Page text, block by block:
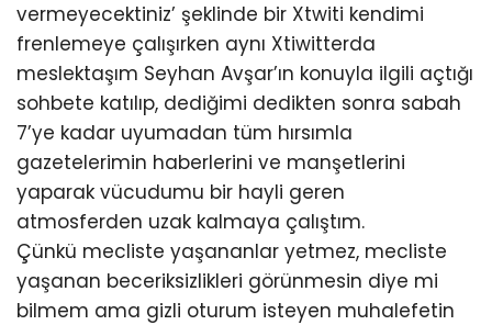
vermeyecektiniz’ şeklinde bir Xtwiti kendimi
frenlemeye çalışırken aynı Xtiwitterda
meslektaşım Seyhan Avşar’ın konuyla ilgili açtığı
sohbete katılıp, dediğimi dedikten sonra sabah
7’ye kadar uyumadan tüm hırsımla
gazetelerimin haberlerini ve manşetlerini
yaparak vücudumu bir hayli geren
atmosferden uzak kalmaya çalıştım.
Çünkü mecliste yaşananlar yetmez, mecliste
yaşanan beceriksizlikleri görünmesin diye mi
bilmem ama gizli oturum isteyen muhalefetin